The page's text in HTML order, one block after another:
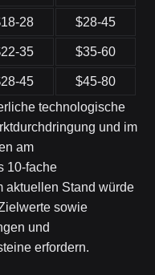
28 $28-45
35 $35-60
45
$45-80
technologische
und im
am
10-fache
aktuellen Stand würde
sowie
und
erfordern.